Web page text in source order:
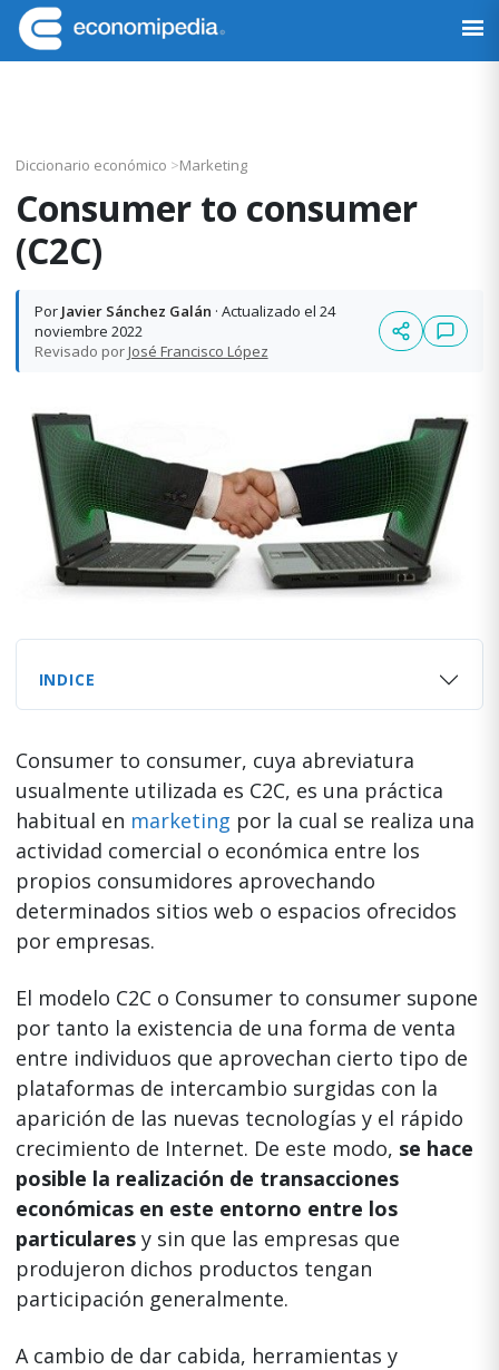
Saltar
a
la
Saltar
al
contenido
Saltar
a
la
Saltar
al
pie
Economipedia
Haciendo
Diccionario económico >Marketing
Consumer to consumer
(C2C)
Por Javier Sánchez Galán · Actualizado el 24
noviembre 2022
Revisado porJosé Francisco López
INDICE
Consumer to consumer, cuya abreviatura
usualmente utilizada es C2C, es una práctica
habitual en marketing por la cual se realiza una
actividad comercial o económica entre los
propios consumidores aprovechando
determinados sitios web o espacios ofrecidos
por empresas.
El modelo C2C o Consumer to consumer supone
por tanto la existencia de una forma de venta
entre individuos que aprovechan cierto tipo de
plataformas de intercambio surgidas con la
aparición de las nuevas tecnologías y el rápido
crecimiento de Internet. De este modo, se hace
posible la realización de transacciones
económicas en este entorno entre los
particularesy sin que las empresas que
produjeron dichos productos tengan
participación generalmente.
A cambio de dar cabida, herramientas y